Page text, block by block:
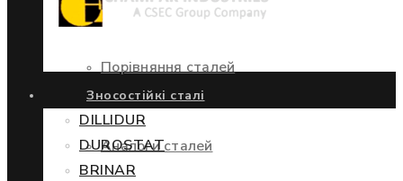
Порівняння сталей
Аналоги сталей
Зносостійкі сталі
DILLIDUR
DUROSTAT
BRINAR